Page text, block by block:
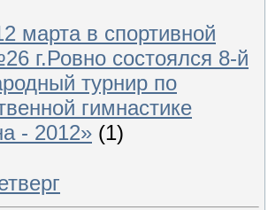
марта в спортивной
г.Ровно состоялся 8-й
турнир по
гимнастике
- 2012» (1)